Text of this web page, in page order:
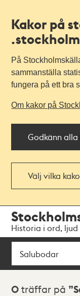
Kakor på
På
sammanställa
fungera på ett bra
Om kakor på
Godkänn alla
Välj vilka
navigationen
huvudinnehållet
Historia i ord, ljud
Sök
Sökresultat
0 träffar på